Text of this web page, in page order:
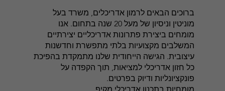
ברוכים הבאים לרמון אדריכלים, משרד בעל
מוניטין וניסיון של מעל 20 שנה בתחום. אנו
מומחים ביצירת פתרונות אדריכליים יצירתיים
המשלבים מקצועיות בלתי מתפשרת וחדשנות
עיצובית. הגישה הייחודית שלנו מתמקדת בהפיכת
כל חזון אדריכלי למציאות, תוך הקפדה על
פונקציונליות ודיוק בפרטים.